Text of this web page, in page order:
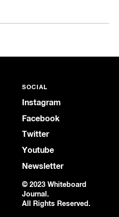
SOCIAL
Instagram
Facebook
Twitter
Youtube
Newsletter
© 2023 Whiteboard
Journal.
All Rights Reserved.